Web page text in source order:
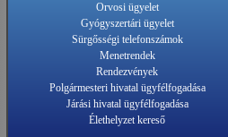
Orvosi ügyelet
Gyógyszertári ügyelet
Sürgősségi telefonszámok
Menetrendek
Rendezvények
Polgármesteri hivatal ügyfélfogadása
Járási hivatal ügyfélfogadása
Élethelyzet kereső